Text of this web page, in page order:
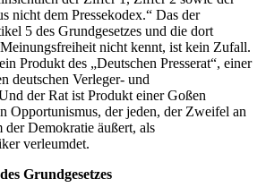
nicht dem Pressekodex.“ Das der
5 des Grundgesetzes und die dort
nicht kennt, ist kein Zufall.
Produkt des „Deutschen Presserat“, einer
deutschen Verleger- und
der Rat ist Produkt einer Goßen
Opportunismus, der jeden, der Zweifel an
der Demokratie äußert, als
verleumdet.
Grundgesetzes